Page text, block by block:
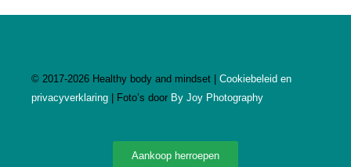
© 2017-2026 Healthy body and mindset | Cookiebeleid en
privacyverklaring
| Foto’s door By Joy Photography
Aankoop herroepen